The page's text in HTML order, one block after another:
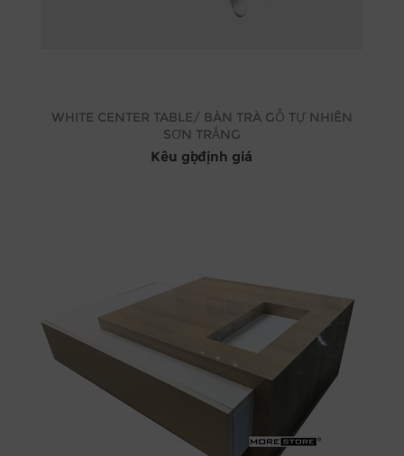
WHITE CENTER TABLE/ BÀN TRÀ GỖ TỰ NHIÊN
SƠN TRẮNG
Kêu gọi định giá